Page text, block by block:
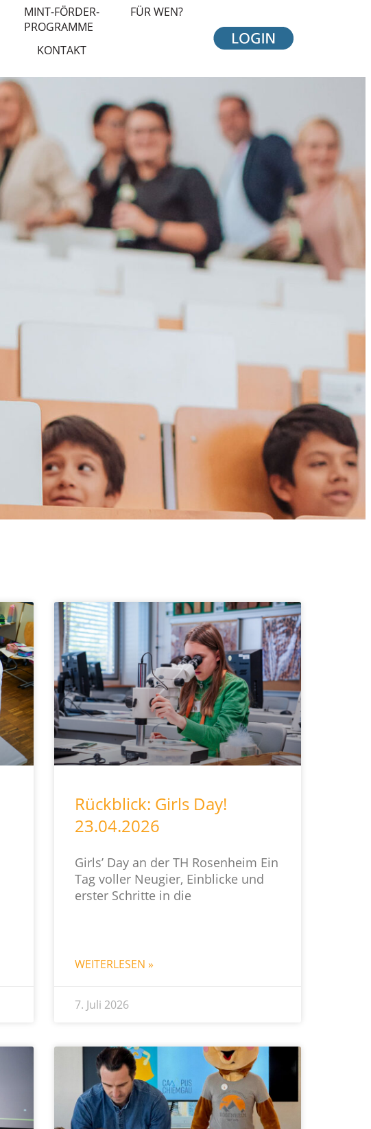
MINT-FÖRDER-
PROGRAMME
FÜR WEN?
KONTAKT
Rückblick: Girls Day!
23.04.2026
Girls’ Day an der TH Rosenheim Ein
Tag voller Neugier, Einblicke und
erster Schritte in die
WEITERLESEN »
7. Juli 2026